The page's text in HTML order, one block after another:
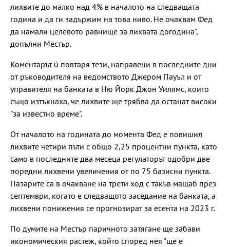
лихвите до малко над 4% в началото на следващата
година и да ги задържим на това ниво. Не очаквам Фед
да намали целевото равнище за лихвата догодина",
допълни Местър.
Коментарът ú повтаря тези, направени в последните дни
от ръководителя на ведомството Джером Пауъл и от
управителя на банката в Ню Йорк Джон Уилямс, които
също изтъкнаха, че лихвите ще трябва да останат високи
"за известно време".
От началото на годината до момента Фед е повишил
лихвите четири пъти с общо 2,25 процентни пункта, като
само в последните два месеца регулаторът одобри две
поредни лихвени увеличения от по 75 базисни пункта.
Пазарите са в очакване на трети ход с такъв мащаб през
септември, когато е следващото заседание на банката, а
лихвени понижения се прогнозират за есента на 2023 г.
По думите на Местър паричното затягане ще забави
икономическия растеж, който според нея "ще е